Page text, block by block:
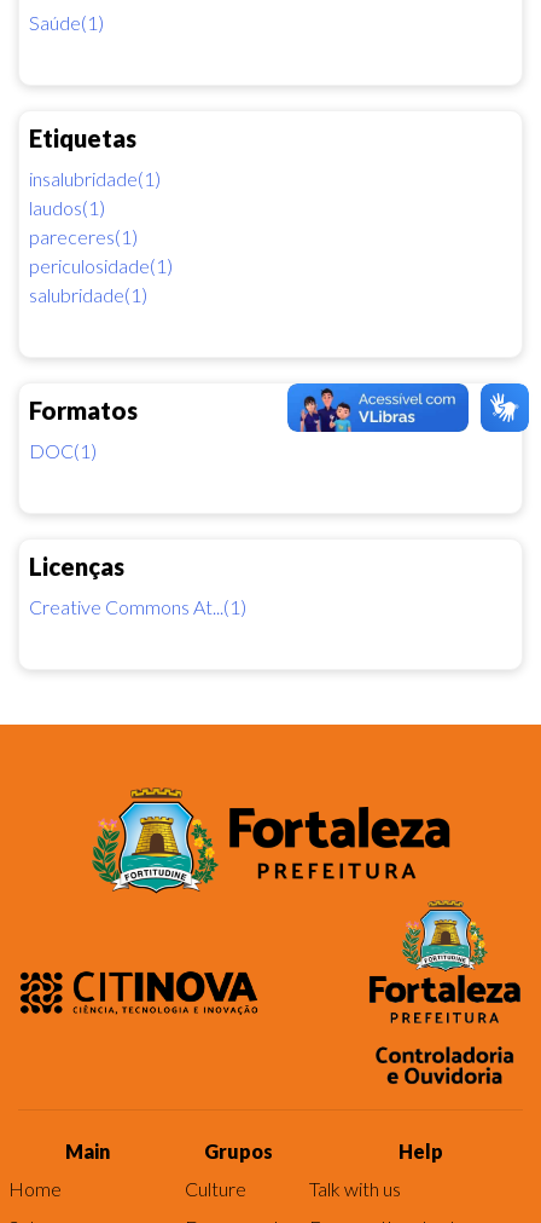
Saúde(1)
Etiquetas
insalubridade(1)
laudos(1)
pareceres(1)
periculosidade(1)
salubridade(1)
Formatos
DOC(1)
Licenças
Creative Commons At...(1)
Main
Home
Grupos
Culture
Help
Talk with us